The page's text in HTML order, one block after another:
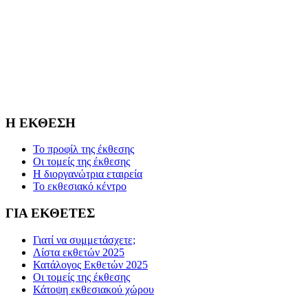
Η ΕΚΘΕΣΗ
Το προφίλ της έκθεσης
Οι τομείς της έκθεσης
Η διοργανώτρια εταιρεία
Το εκθεσιακό κέντρο
ΓΙΑ ΕΚΘΕΤΕΣ
Γιατί να συμμετάσχετε;
Λίστα εκθετών 2025
Κατάλογος Εκθετών 2025
Οι τομείς της έκθεσης
Κάτοψη εκθεσιακού χώρου